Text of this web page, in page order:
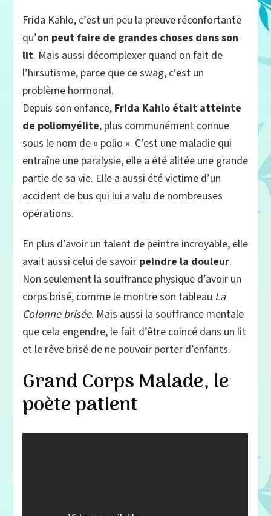
Frida Kahlo, c’est un peu la preuve réconfortante
qu’on peut faire de grandes choses dans son
lit. Mais aussi décomplexer quand on fait de
l’hirsutisme, parce que ce swag, c’est un
problème hormonal.
Depuis son enfance, Frida Kahlo était atteinte
de poliomyélite, plus communément connue
sous le nom de « polio ». C’est une maladie qui
entraîne une paralysie, elle a été alitée une grande
partie de sa vie. Elle a aussi été victime d’un
accident de bus qui lui a valu de nombreuses
opérations.
En plus d’avoir un talent de peintre incroyable, elle
avait aussi celui de savoir peindre la douleur.
Non seulement la souffrance physique d’avoir un
corps brisé, comme le montre son tableau La
Colonne brisée. Mais aussi la souffrance mentale
que cela engendre, le fait d’être coincé dans un lit
et le rêve brisé de ne pouvoir porter d’enfants.
Grand Corps Malade, le
poète patient